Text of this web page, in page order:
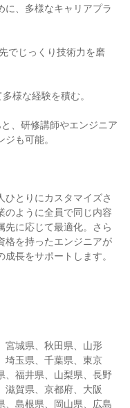
に、多様なキャリアプラ
でじっくり技術力を磨
様な経験を積む。
、研修講師やエンジニア
も可能。
ひとりにカスタマイズさ
のように全員で同じ内容
先に応じて最適化。さら
格を持ったエンジニアが
長をサポートします。
宮城県、秋田県、山形
埼玉県、千葉県、東京
、福井県、山梨県、長野
滋賀県、京都府、大阪
、島根県、岡山県、広島